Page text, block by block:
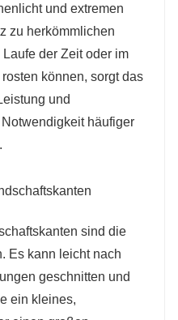
und extremen
zu herkömmlichen
der Zeit oder im
können, sorgt das
und
häufiger
sind die
Es kann leicht nach
geschnitten und
ein kleines,